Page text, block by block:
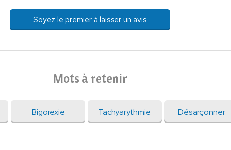
Soyez le premier à laisser un avis
Mots à retenir
Bigorexie Tachyarythmie Désarçonner